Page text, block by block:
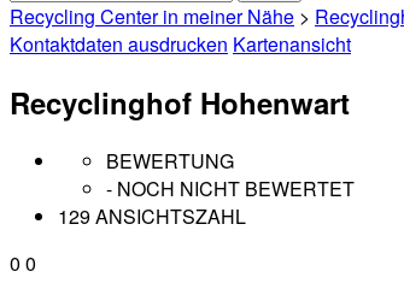
Recycling Center in meiner Nähe >
Kontaktdaten ausdrucken Kartenansicht
Recyclinghof Hohenwart
BEWERTUNG
- NOCH NICHT BEWERTET
129 ANSICHTSZAHL
0 0